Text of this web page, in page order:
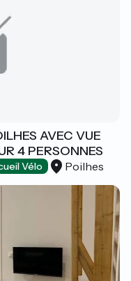
AVEC VUE
4 PERSONNES
Vélo Poilhes